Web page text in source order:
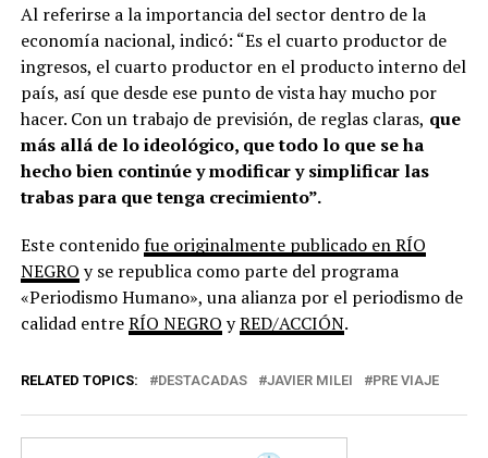
Al referirse a la importancia del sector dentro de la
economía nacional, indicó: “Es el cuarto productor de
ingresos, el cuarto productor en el producto interno del
país, así que desde ese punto de vista hay mucho por
hacer. Con un trabajo de previsión, de reglas claras, que
más allá de lo ideológico, que todo lo que se ha
hecho bien continúe y modificar y simplificar las
trabas para que tenga crecimiento”.
Este contenidofue originalmente publicado en RÍO
NEGRO y se republica como parte del programa
«Periodismo Humano», una alianza por el periodismo de
calidad entreRÍO NEGRO yRED/ACCIÓN.
RELATED TOPICS: DESTACADAS JAVIER MILEI PRE VIAJE